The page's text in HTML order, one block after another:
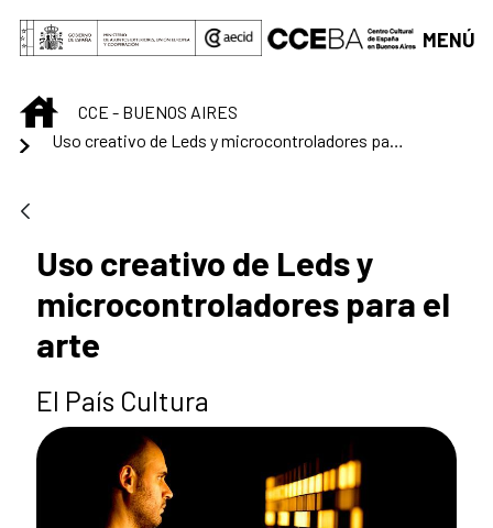
Saltar al contenido principal
MENÚ
INICIOCCE - BUENOS AIRES
Uso creativo de Leds y microcontroladores para el arte
Uso creativo de Leds y
microcontroladores para el
arte
El País Cultura